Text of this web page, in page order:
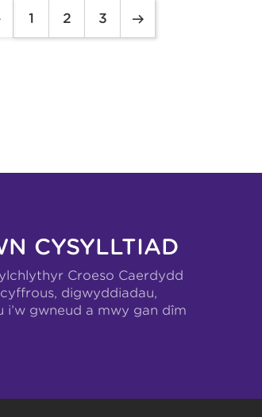
1 2 3
CYSYLLTIAD
Croeso Caerdydd
digwyddiadau,
gwneud a mwy gan dîm